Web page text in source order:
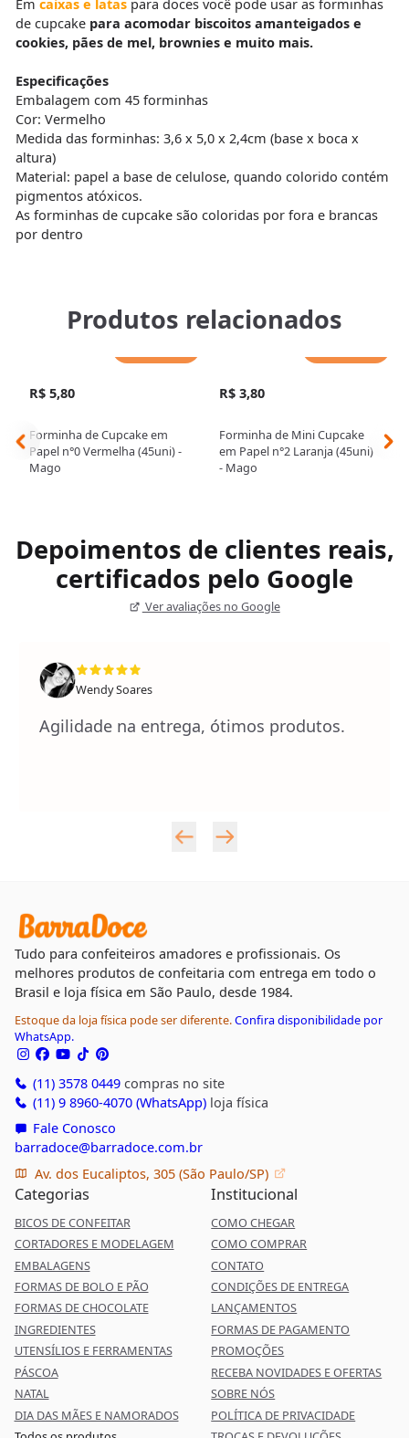
de cupcake para acomodar biscoitos amanteigados e
cookies, pães de mel, brownies e muito mais.
Especificações
Embalagem com 45 forminhas
Cor: Vermelho
Medida das forminhas: 3,6 x 5,0 x 2,4cm (base x boca x
altura)
Material: papel a base de celulose, quando colorido contém
pigmentos atóxicos.
As forminhas de cupcake são coloridas por fora e brancas
por dentro
Produtos relacionados
R$ 5,80
Forminha de Cupcake em
Papel n°0 Vermelha (45uni) -
Mago
R$ 3,80
Forminha de Mini Cupcake
em Papel n°2 Laranja (45uni)
- Mago
Depoimentos de clientes reais,
certificados pelo Google
Ver avaliações no Google
Wendy Soares
Agilidade na entrega, ótimos produtos.
Tudo para confeiteiros amadores e profissionais. Os
melhores produtos de confeitaria com entrega em todo o
Brasil e loja física em São Paulo, desde 1984.
Estoque da loja física pode ser diferente.Confira disponibilidade por
WhatsApp.
(11) 3578 0449compras no site
(11) 9 8960-4070 (WhatsApp)loja física
Fale Conosco
barradoce@barradoce.com.br
Av. dos Eucaliptos, 305 (São Paulo/SP)
Categorias
BICOS DE CONFEITAR
CORTADORES E MODELAGEM
EMBALAGENS
FORMAS DE BOLO E PÃO
FORMAS DE CHOCOLATE
INGREDIENTES
UTENSÍLIOS E FERRAMENTAS
PÁSCOA
NATAL
DIA DAS MÃES E NAMORADOS
Institucional
COMO CHEGAR
COMO COMPRAR
CONTATO
CONDIÇÕES DE ENTREGA
LANÇAMENTOS
FORMAS DE PAGAMENTO
PROMOÇÕES
RECEBA NOVIDADES E OFERTAS
SOBRE NÓS
POLÍTICA DE PRIVACIDADE